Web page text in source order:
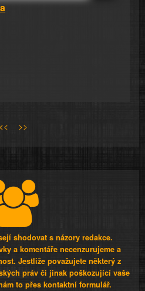
<< >>
shodovat s názory redakce.
a komentáře necenzurujeme a
Jestliže považujete některý z
práv či jinak poškozující vaše
to přes kontaktní formulář.